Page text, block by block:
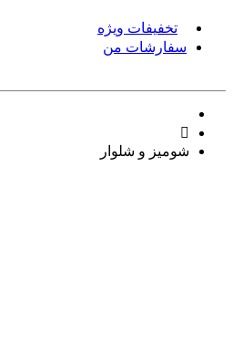
تخفیفات ویژه
سفارشات من
شومیز و شلوار